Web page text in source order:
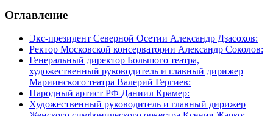
Оглавление
Экс-президент Северной Осетии Александр Дзасохов:
Ректор Московской консерватории Александр Соколов:
Генеральный директор Большого театра,
художественный руководитель и главный дирижер
Мариинского театра Валерий Гергиев:
Народный артист РФ Даниил Крамер:
Художественный руководитель и главный дирижер